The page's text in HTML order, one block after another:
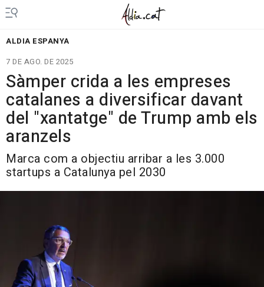
ALDIA ESPANYA
7 DE AGO. DE 2025
Sàmper crida a les empreses
catalanes a diversificar davant
del "xantatge" de Trump amb els
aranzels
Marca com a objectiu arribar a les 3.000
startups a Catalunya pel 2030